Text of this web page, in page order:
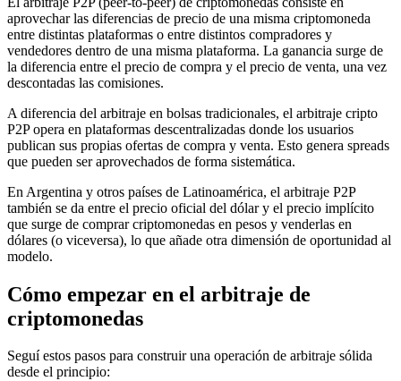
aprovechar las diferencias de precio de una misma criptomoneda
entre distintas plataformas o entre distintos compradores y
vendedores dentro de una misma plataforma. La ganancia surge de
la diferencia entre el precio de compra y el precio de venta, una vez
descontadas las comisiones.
A diferencia del arbitraje en bolsas tradicionales, el arbitraje cripto
P2P opera en plataformas descentralizadas donde los usuarios
publican sus propias ofertas de compra y venta. Esto genera spreads
que pueden ser aprovechados de forma sistemática.
En Argentina y otros países de Latinoamérica, el arbitraje P2P
también se da entre el precio oficial del dólar y el precio implícito
que surge de comprar criptomonedas en pesos y venderlas en
dólares (o viceversa), lo que añade otra dimensión de oportunidad al
modelo.
Cómo empezar en el arbitraje de
criptomonedas
Seguí estos pasos para construir una operación de arbitraje sólida
desde el principio: